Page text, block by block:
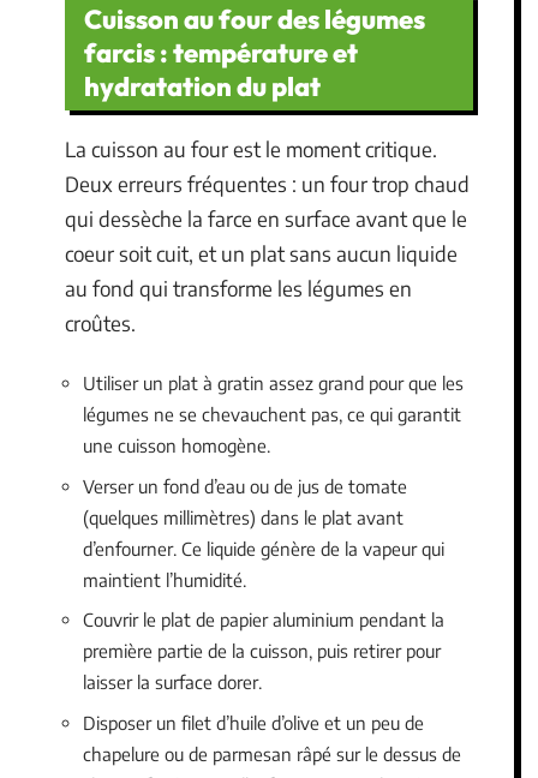
Cuisson au four des légumes
farcis : température et
hydratation du plat
La cuisson au four est le moment critique.
Deux erreurs fréquentes : un four trop chaud
qui dessèche la farce en surface avant que le
coeur soit cuit, et un plat sans aucun liquide
au fond qui transforme les légumes en
croûtes.
Utiliser un plat à gratin assez grand pour que les
légumes ne se chevauchent pas, ce qui garantit
une cuisson homogène.
Verser un fond d’eau ou de jus de tomate
(quelques millimètres) dans le plat avant
d’enfourner. Ce liquide génère de la vapeur qui
maintient l’humidité.
Couvrir le plat de papier aluminium pendant la
première partie de la cuisson, puis retirer pour
laisser la surface dorer.
Disposer un filet d’huile d’olive et un peu de
chapelure ou de parmesan râpé sur le dessus de